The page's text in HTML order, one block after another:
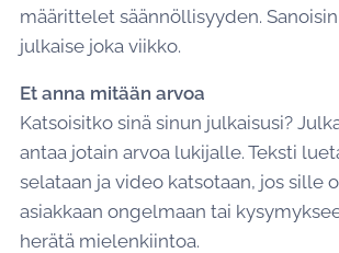
määrittelet säännöllisyyden.
julkaise joka viikko.
Et anna mitään arvoa
Katsoisitko sinä sinun julkaisusi?
antaa jotain arvoa lukijalle. Teksti
selataan ja video katsotaan, jos sille
asiakkaan ongelmaan tai
herätä mielenkiintoa.